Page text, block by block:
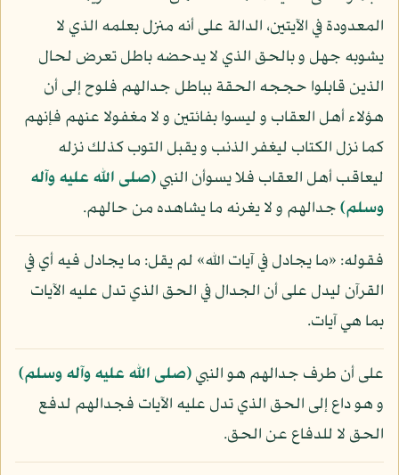
المعدودة في الآيتين، الدالة على أنه منزل بعلمه الذي لا
يشوبه جهل و بالحق الذي لا يدحضه باطل تعرض لحال
الذين قابلوا حججه الحقة بباطل جدالهم فلوح إلى أن
هؤلاء أهل العقاب و ليسوا بفائتين و لا مغفولا عنهم فإنهم
كما نزل الكتاب ليغفر الذنب و يقبل التوب كذلك نزله
ليعاقب أهل العقاب فلا يسوأن النبي(صلى الله عليه وآله
وسلم)جدالهم و لا يغرنه ما يشاهده من حالهم.
فقوله: «ما يجادل في آيات الله» لم يقل: ما يجادل فيه أي في
القرآن ليدل على أن الجدال في الحق الذي تدل عليه الآيات
بما هي آيات.
على أن طرف جدالهم هو النبي(صلى الله عليه وآله وسلم)
و هو داع إلى الحق الذي تدل عليه الآيات فجدالهم لدفع
الحق لا للدفاع عن الحق.